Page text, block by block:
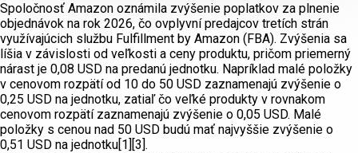
Spoločnosť Amazon oznámila zvýšenie poplatkov za plnenie
objednávok na rok 2026, čo ovplyvní predajcov tretích strán
využívajúcich službu Fulfillment by Amazon (FBA). Zvýšenia sa
líšia v závislosti od veľkosti a ceny produktu, pričom priemerný
nárast je 0,08 USD na predanú jednotku. Napríklad malé položky
v cenovom rozpätí od 10 do 50 USD zaznamenajú zvýšenie o
0,25 USD na jednotku, zatiaľ čo veľké produkty v rovnakom
cenovom rozpätí zaznamenajú zvýšenie o 0,05 USD. Malé
položky s cenou nad 50 USD budú mať najvyššie zvýšenie o
0,51 USD na jednotku[1][3].